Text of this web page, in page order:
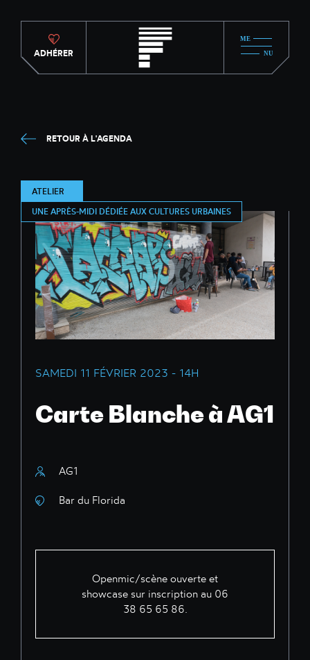
ADHÉRER
RETOUR À L'AGENDA
ATELIER
UNE APRÈS-MIDI DÉDIÉE AUX CULTURES URBAINES
SAMEDI 11 FÉVRIER 2023 - 14H
Carte Blanche à AG1
AG1
Bar du Florida
Openmic/scène ouverte et
showcase sur inscription au 06
38 65 65 86.